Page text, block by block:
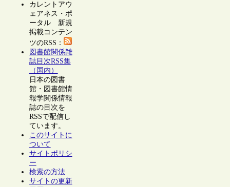
カレントアウ
ェアネス・ポ
ータル 新規
掲載コンテン
ツのRSS：
図書館関係雑
誌目次RSS集
（国内）
日本の図書
館・図書館情
報学関係情報
誌の目次を
RSSで配信し
ています。
このサイトに
ついて
サイトポリシ
ー
検索の方法
サイトの更新